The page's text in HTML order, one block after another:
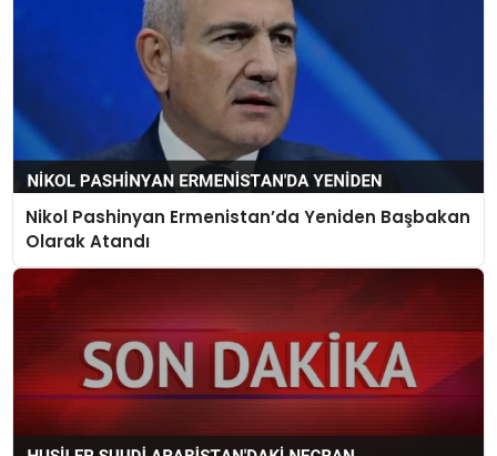
Nikol Pashinyan Ermenistan’da Yeniden Başbakan
Olarak Atandı